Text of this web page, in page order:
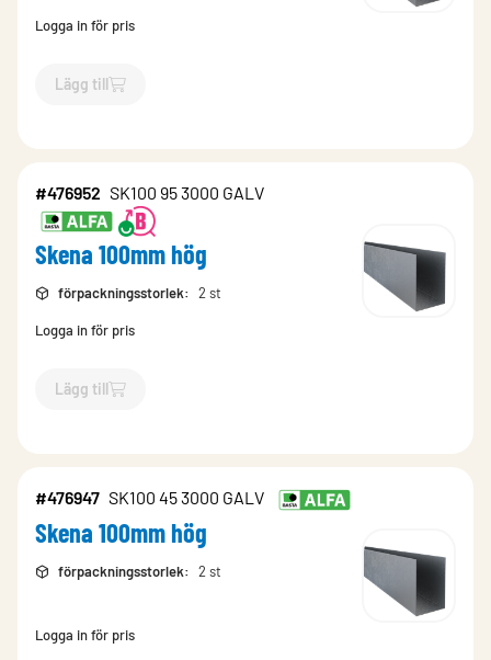
Logga in för pris
Lägg till
`$Lägg till
#476952 SK100 95 3000 GALV
Skena 100mm hög
förpackningsstorlek: 2 st
Logga in för pris
Lägg till
`$Lägg till
#476947 SK100 45 3000 GALV
Skena 100mm hög
förpackningsstorlek: 2 st
Logga in för pris